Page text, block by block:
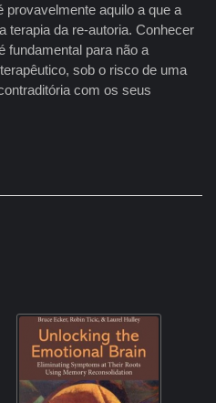
aquilo a que a
terapia da re-autoria. Conhecer
fundamental para não a
sob o risco de uma
com os seus